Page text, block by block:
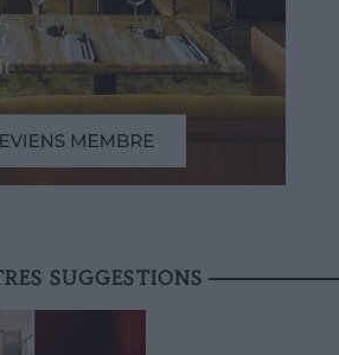
SUGGESTIONS